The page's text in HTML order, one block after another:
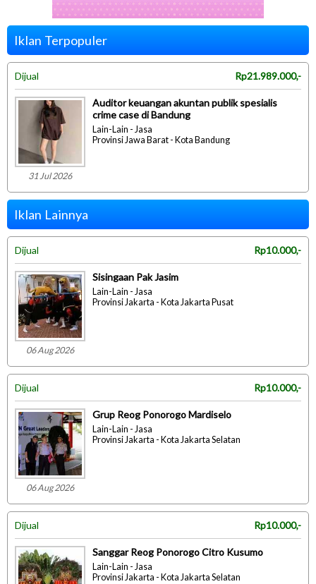
Iklan Terpopuler
Dijual Rp21.989.000,-
31 Jul 2026
Auditor keuangan akuntan publik spesialis
crime case di Bandung
Lain-Lain - Jasa
Provinsi Jawa Barat - Kota Bandung
Iklan Lainnya
Dijual Rp10.000,-
06 Aug 2026
Sisingaan Pak Jasim
Lain-Lain - Jasa
Provinsi Jakarta - Kota Jakarta Pusat
Dijual Rp10.000,-
06 Aug 2026
Grup Reog Ponorogo Mardiselo
Lain-Lain - Jasa
Provinsi Jakarta - Kota Jakarta Selatan
Dijual Rp10.000,-
Sanggar Reog Ponorogo Citro Kusumo
Lain-Lain - Jasa
Provinsi Jakarta - Kota Jakarta Selatan